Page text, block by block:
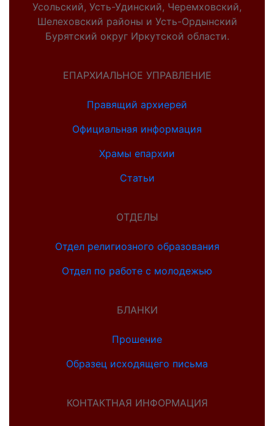
Усольский, Усть-Удинский, Черемховский,
Шелеховский районы и Усть-Ордынский
Бурятский округ Иркутской области.
ЕПАРХИАЛЬНОЕ УПРАВЛЕНИЕ
Правящий архиерей
Официальная информация
Храмы епархии
Статьи
ОТДЕЛЫ
Отдел религиозного образования
Отдел по работе с молодежью
БЛАНКИ
Прошение
Образец исходящего письма
КОНТАКТНАЯ ИНФОРМАЦИЯ